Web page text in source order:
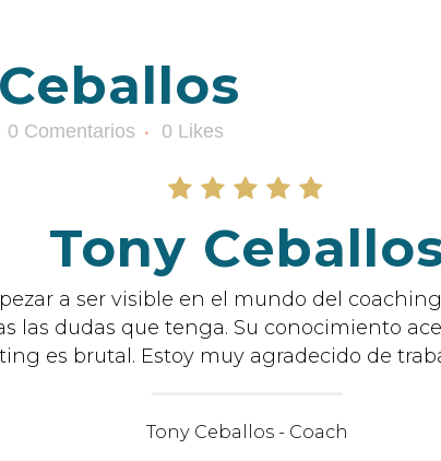
0 Comentarios 0 Likes
Tony
a ser visible en el mundo del
las dudas que tenga. Su conocimiento
es brutal. Estoy muy agradecido de
Tony Ceballos - Coach